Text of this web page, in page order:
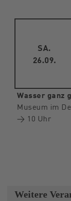
SA.
26.09.
Wasser ganz
Museum im
→ 10 Uhr
Weitere